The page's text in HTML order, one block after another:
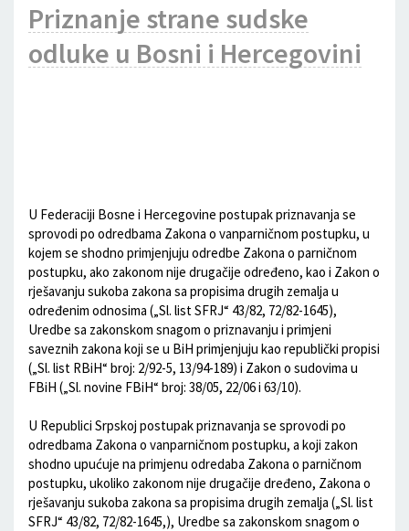
Priznanje strane sudske
odluke u Bosni i Hercegovini
U Federaciji Bosne i Hercegovine postupak priznavanja se
sprovodi po odredbama Zakona o vanparničnom postupku, u
kojem se shodno primjenjuju odredbe Zakona o parničnom
postupku, ako zakonom nije drugačije određeno, kao i Zakon o
rješavanju sukoba zakona sa propisima drugih zemalja u
određenim odnosima („Sl. list SFRJ“ 43/82, 72/82-1645),
Uredbe sa zakonskom snagom o priznavanju i primjeni
saveznih zakona koji se u BiH primjenjuju kao republički propisi
(„Sl. list RBiH“ broj: 2/92-5, 13/94-189) i Zakon o sudovima u
FBiH („Sl. novine FBiH“ broj: 38/05, 22/06 i 63/10).
U Republici Srpskoj postupak priznavanja se sprovodi po
odredbama Zakona o vanparničnom postupku, a koji zakon
shodno upućuje na primjenu odredaba Zakona o parničnom
postupku, ukoliko zakonom nije drugačije dređeno, Zakona o
rješavanju sukoba zakona sa propisima drugih zemalja („Sl. list
SFRJ“ 43/82, 72/82-1645,), Uredbe sa zakonskom snagom o